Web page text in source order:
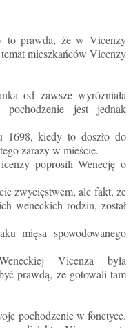
to prawda, że ​​w Vicenzy
mieszkańców Vicenzy
od zawsze wyróżniała
pochodzenie jest jednak
1698, kiedy to doszło do
zarazy w mieście.
poprosili Wenecję o
zwycięstwem, ale fakt, że
weneckich rodzin, został
mięsa spowodowanego
Vicenza była
prawdą, że gotowali tam
pochodzenie w fonetyce.